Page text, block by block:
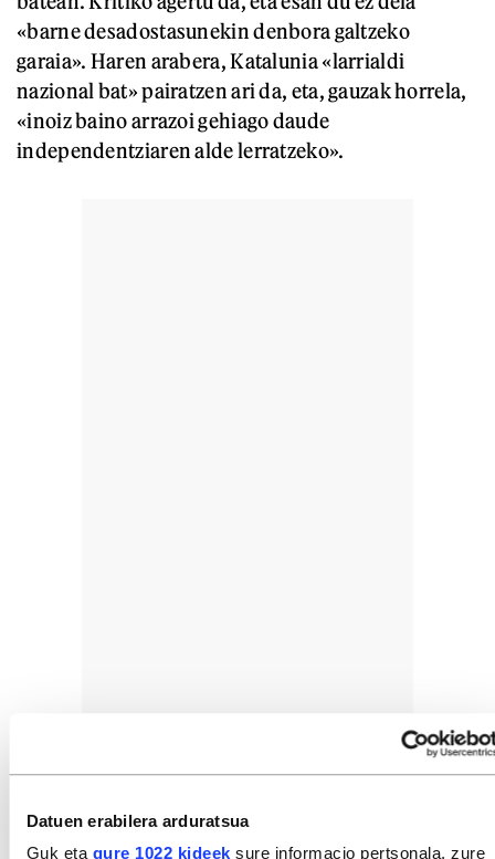
Datuen erabilera arduratsua
Guk eta gure 1022 kideek sure informacio pertsonala, zure
«barne desadostasunekin denbora galtzeko
garaia». Haren arabera, Katalunia «larrialdi
nazional bat» pairatzen ari da, eta, gauzak horrela,
«inoiz baino arrazoi gehiago daude
independentziaren alde lerratzeko».